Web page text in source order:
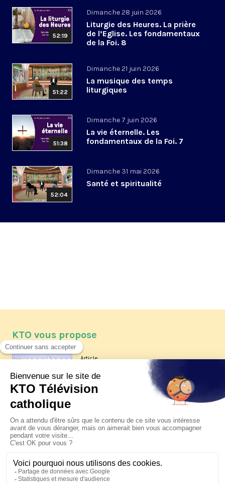
52:19
Dimanche 28 juin 2026
Liturgie des Heures. La prière
de l’Eglise. Les fondamentaux
de la Foi. 8
51:22
Dimanche 21 juin 2026
La musique des temps
liturgiques
51:38
Dimanche 7 juin 2026
La vie éternelle. Les
fondamentaux de la Foi. 7
52:04
Dimanche 31 mai 2026
Santé et spiritualité
KTO vous propose
Article
Les reportages d'été 2026 de KTO
La visite pastorale du pape Léon
XIV à Assise à suivre sur KTO le
jeudi 6 août
Le pape en Uruguay, Argentine et
Pérou du 6 au 17 novembre 2026